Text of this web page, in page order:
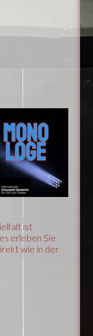
ist
erleben Sie
wie in der